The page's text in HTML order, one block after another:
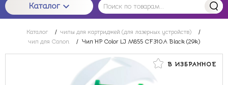
Каталог
Каталог / чипы для картриджей (для лазерных устройств)
/
чип для Canon
/ Чип HP Color LJ M855 CF310A Black (29k)
В ИЗБРАННОЕ